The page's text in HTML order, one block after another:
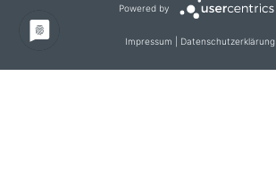
Powered by
Impressum Datenschutzerklärung